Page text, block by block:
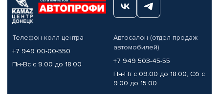
Телефон колл-центра
+7 949 00-00-550
Пн-Вс с 9.00 до 18.00
Автосалон (отдел продаж
автомобилей)
+7 949 503-45-55
Пн-Пт с 09.00 до 18.00, Сб с
9.00 до 15.00